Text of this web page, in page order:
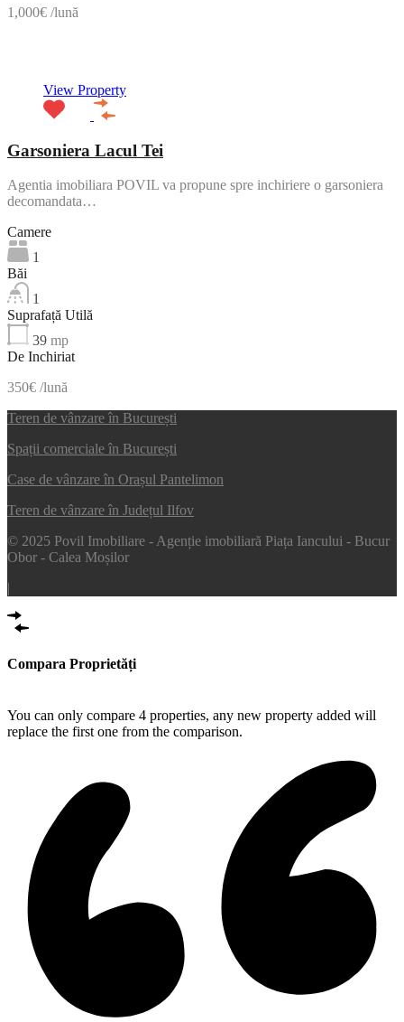
1,000€ /lună
View Property
Garsoniera Lacul Tei
Agentia imobiliara POVIL va propune spre inchiriere o garsoniera
decomandata…
Camere
1
Băi
1
Suprafață Utilă
39 mp
De Inchiriat
350€ /lună
Teren de vânzare în București
Spații comerciale în București
Case de vânzare în Orașul Pantelimon
Teren de vânzare în Județul Ilfov
© 2025 Povil Imobiliare - Agenție imobiliară Piața Iancului - Bucur
Obor - Calea Moșilor
|
Compara Proprietăți
You can only compare 4 properties, any new property added will
replace the first one from the comparison.